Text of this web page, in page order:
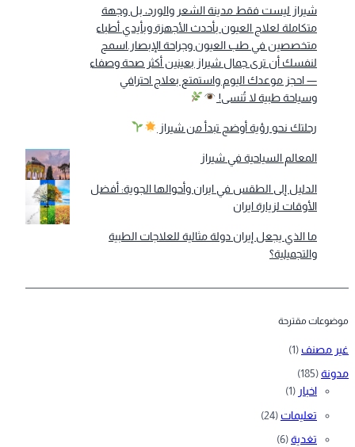
شيراز ليست فقط مدينة الشعر والورد، بل وجهة
متكاملة لعلاج العيون بأحدث الأجهزة وبأيدي أطباء
متخصصين في طب العيون وجراحة الإبصار.اسمح
لنفسك أن ترى جمال شيراز بعينين أكثر صحة وصفاء
— احجز موعدك اليوم واستمتع بعلاج احترافي
وسياحة طبية لا تُنسى!
رحلتك نحو رؤية أوضح تبدأ من شيراز
المعالم السياحية في شيراز
الدليل إلى الطقس في ايران وأحوالها الجوية: أفضل
الأوقات لزيارة ايران
ما الذي يجعل إيران دولة مثالية للعلاجات الطبية
والتجميلية؟
موضوعات مقترحة
غير مصنف (1)
مدونة(185)
اخبار (1)
تعليمات (24)
تغدية(6)